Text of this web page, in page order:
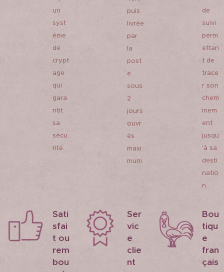
un
syst
ème
de
crypt
age
qui
gara
ntit
sa
sécu
rité.
puis
livrée
par
la
post
e
sous
2
jours
ouvr
és
maxi
mum.
de
suivi
perm
ettan
t de
trace
r son
chem
inem
ent
jusqu
'à sa
desti
natio
n
Sati
sfai
t ou
rem
bou
Ser
vic
e
clie
nt
Bou
tiqu
e
fran
çais